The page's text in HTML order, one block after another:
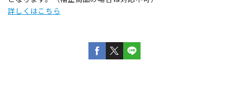
詳しくはこちら